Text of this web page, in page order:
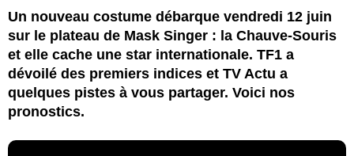
Un nouveau costume débarque vendredi 12 juin
sur le plateau de Mask Singer : la Chauve-Souris
et elle cache une star internationale. TF1 a
dévoilé des premiers indices et TV Actu a
quelques pistes à vous partager. Voici nos
pronostics.